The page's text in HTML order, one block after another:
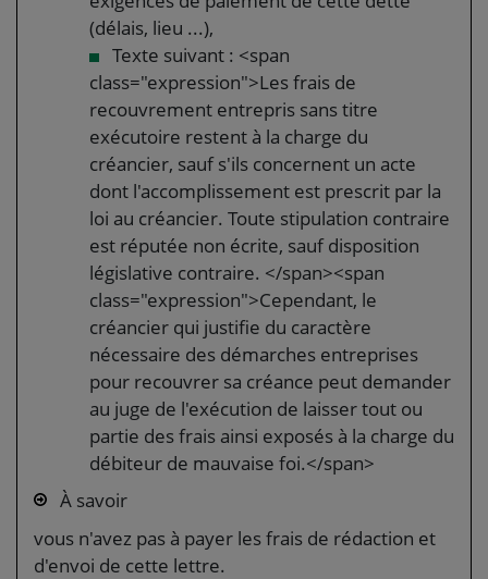
(délais, lieu ...),
Texte suivant : <span
class="expression">Les frais de
recouvrement entrepris sans titre
exécutoire restent à la charge du
créancier, sauf s'ils concernent un acte
dont l'accomplissement est prescrit par la
loi au créancier. Toute stipulation contraire
est réputée non écrite, sauf disposition
législative contraire. </span><span
class="expression">Cependant, le
créancier qui justifie du caractère
nécessaire des démarches entreprises
pour recouvrer sa créance peut demander
au juge de l'exécution de laisser tout ou
partie des frais ainsi exposés à la charge du
débiteur de mauvaise foi.</span>
À savoir
vous n'avez pas à payer les frais de rédaction et
d'envoi de cette lettre.